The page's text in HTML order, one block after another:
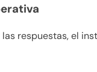
respuestas, el